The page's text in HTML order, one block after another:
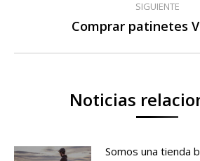
SIGUIENTE
Comprar patinetes
Noticias
Somos una tienda